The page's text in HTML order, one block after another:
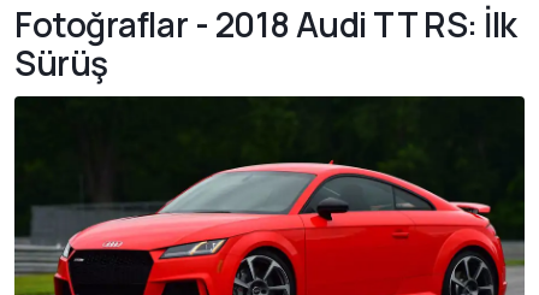
Fotoğraflar - 2018 Audi TT RS: İlk
Sürüş